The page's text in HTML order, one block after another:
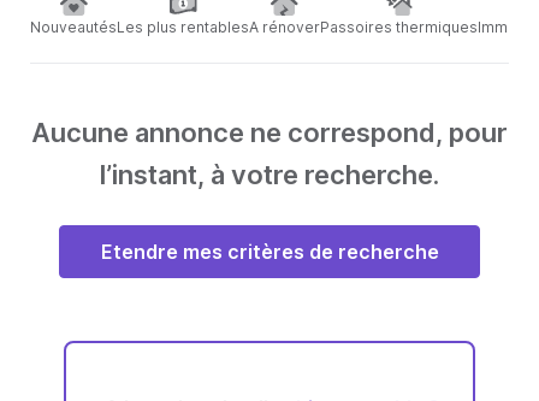
NouveautésLes plus rentablesA rénoverPassoires thermiques
Aucune annonce ne correspond, pour
l’instant, à votre recherche.
Etendre mes critères de recherche